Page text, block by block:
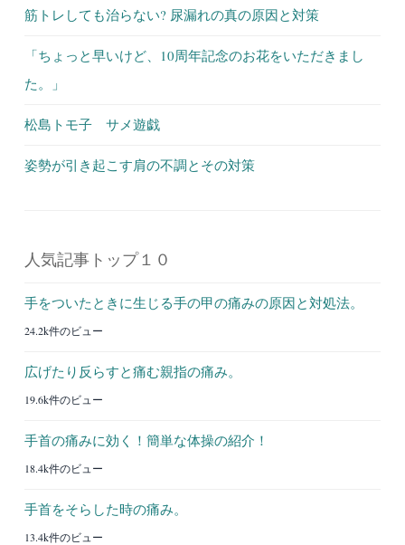
筋トレしても治らない? 尿漏れの真の原因と対策
「ちょっと早いけど、10周年記念のお花をいただきまし
た。」
松島トモ子 サメ遊戯
姿勢が引き起こす肩の不調とその対策
人気記事トップ１０
手をついたときに生じる手の甲の痛みの原因と対処法。
24.2k件のビュー
広げたり反らすと痛む親指の痛み。
19.6k件のビュー
手首の痛みに効く！簡単な体操の紹介！
18.4k件のビュー
手首をそらした時の痛み。
13.4k件のビュー